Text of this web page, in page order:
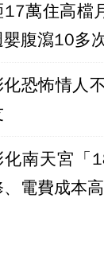
17萬住高檔
腹瀉10多
化恐怖情人
化南天宮「
、電費成本高